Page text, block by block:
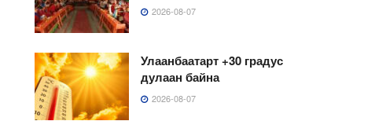
2026-08-07
Улаанбаатарт +30 градус
дулаан байна
2026-08-07